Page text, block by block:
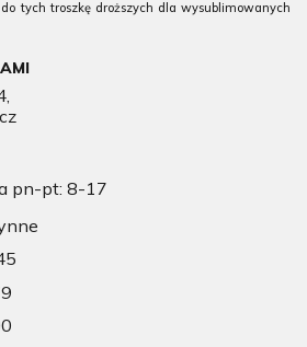
tych troszkę droższych dla wysublimowanych
pn-pt: 8-17